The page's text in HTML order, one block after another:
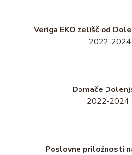
Veriga EKO zelišč od
2022-2024
Domače
2022-2024
Poslovne priložnosti